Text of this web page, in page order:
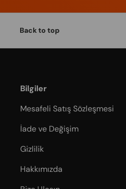
Back to top
Bilgiler
Mesafeli Satış Sözleşmesi
İade ve Değişim
Gizlilik
Hakkımızda